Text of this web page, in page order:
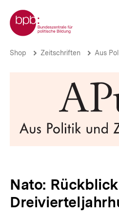
zum
Seiteninhalt
springen
Zur Startseite der bpb
Nato:
auf
Dreivierteljahrhundert
Brotkrümelnavigation
Shop Zeitschriften Aus
Nato: